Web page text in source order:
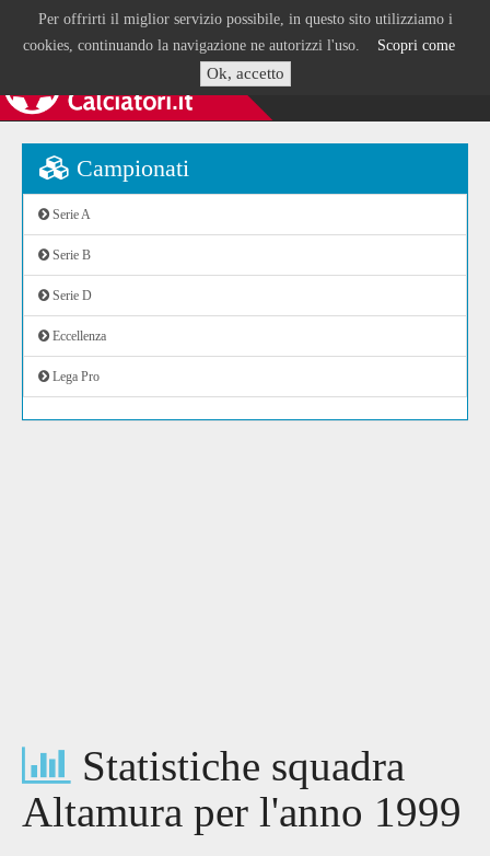
Per offrirti il miglior servizio possibile, in questo sito utilizziamo i
cookies, continuando la navigazione ne autorizzi l'uso. Scopri come
Ok, accetto
Campionati
Serie A
Serie B
Serie D
Eccellenza
Lega Pro
Statistiche squadra
Altamura per l'anno 1999